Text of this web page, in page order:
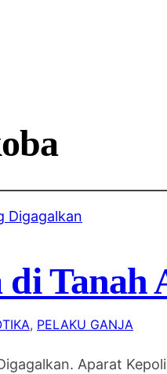
Tanah
, PELAKU GANJA
Aparat